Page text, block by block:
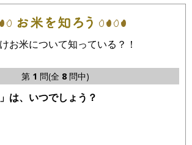
お米について知っている？！
第 1 問(全 8問中)
は、いつでしょう？